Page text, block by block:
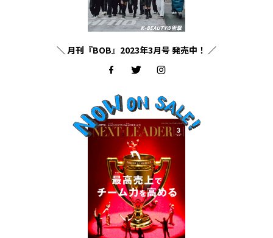
＼ 月刊『BOB』2023年3月号 発売中！ ／